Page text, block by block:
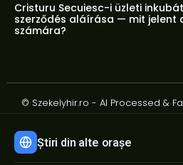
Cristuru Secuiesc-i üzleti
szerződés aláírása — mit jelent
számára?
© Szekelyhir.ro - AI Processed &
Știri din alte orașe